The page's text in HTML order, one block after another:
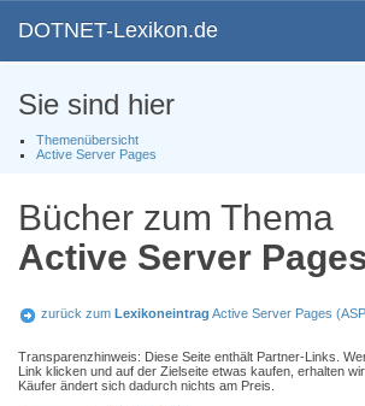
DOTNET-Lexikon.de
Sie sind hier
Themenübersicht
Active Server Pages
Bücher zum Thema
Active Server
zurück zum Lexikoneintrag Active Server Pages
Transparenzhinweis: Diese Seite enthält Partner-Links.
Link klicken und auf der Zielseite etwas kaufen, erhalten
Käufer ändert sich dadurch nichts am Preis.